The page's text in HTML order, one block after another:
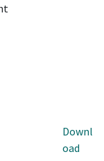
Downl
oad